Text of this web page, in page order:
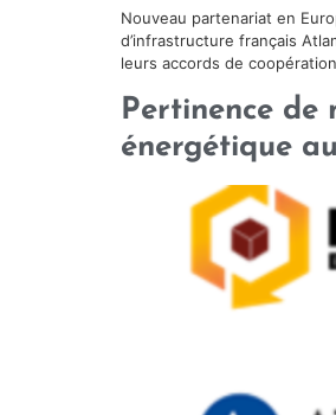
Nouveau partenariat en
d’infrastructure français
leurs accords de
Pertinence de
énergétique